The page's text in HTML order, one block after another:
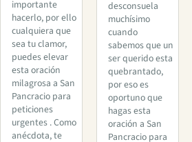
importante
hacerlo, por ello
cualquiera que
sea tu clamor,
puedes elevar
esta oración
milagrosa a San
Pancracio para
peticiones
urgentes . Como
anécdota, te
desconsuela
muchísimo
cuando
sabemos que un
ser querido esta
quebrantado,
por eso es
oportuno que
hagas esta
oración a San
Pancracio para